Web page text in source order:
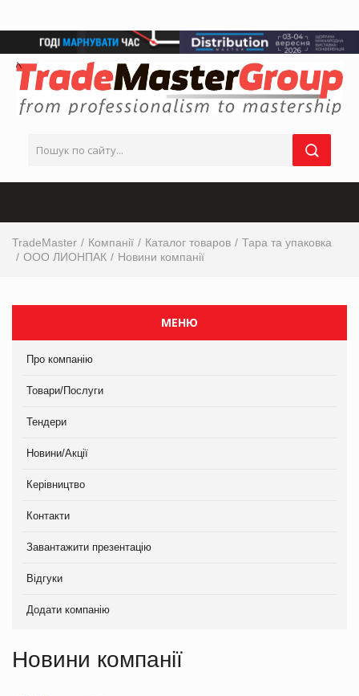
TradeMaster Компанії Каталог товаров
Тара та упаковка
ООО ЛИОНПАК
Новини компанії
МЕНЮ
Про компанію
Товари/Послуги
Тендери
Новини/Акції
Керівництво
Контакти
Завантажити презентацію
Відгуки
Додати компанію
Новини компанії